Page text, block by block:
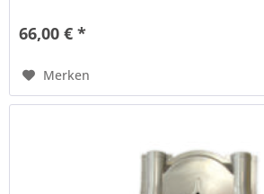
66,00 € *
Merken